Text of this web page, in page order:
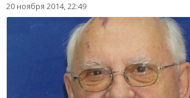
20 ноября 2014, 22:49